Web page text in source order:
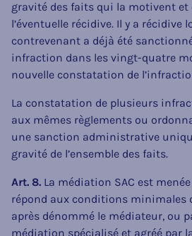
gravité des faits qui la motivent et
l’éventuelle récidive. Il y a récidive
contrevenant a déjà été
infraction dans les vingt-quatre
nouvelle constatation de
La constatation de plusieurs
aux mêmes règlements ou
une sanction administrative
gravité de l’ensemble des faits.
Art. 8. La médiation SAC est
répond aux conditions minimales
après dénommé le médiateur, ou
médiation spécialisé et agréé par